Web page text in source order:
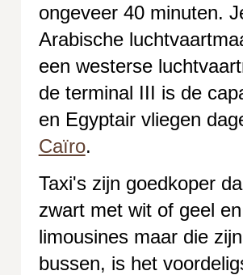
ongeveer 40 minuten.
Arabische
een westerse
de terminal III is de
en Egyptair vliegen
Caïro.
Taxi's zijn goedkoper
zwart met wit of geel
limousines maar die
bussen, is het